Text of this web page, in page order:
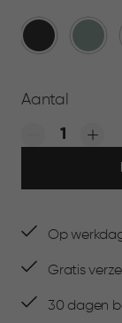
DonkergrijsGroen
Aantal
Quantity:
Op
Gratis
30 dagen